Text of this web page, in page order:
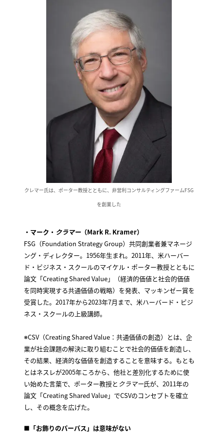
クレマー氏は、ポーター教授とともに、非営利コンサルティングファームFSG
を創業した
・マーク・ クラマー（Mark R. Kramer）
FSG（Foundation Strategy Group）共同創業者兼マネージ
ング・ディレクター。1956年生まれ。2011年、米ハーバー
ド・ビジネス・スクールのマイケル・ポーター教授とともに
論文「Creating Shared Value」（経済的価値と社会的価値
を同時実現する共通価値の戦略）を発表、マッキンゼー賞を
受賞した。2017年から2023年7月まで、米ハーバード・ビジ
ネス・スクールの上級講師。
※CSV（Creating Shared Value：共通価値の創造）とは、企
業が社会課題の解決に取り組むことで社会的価値を創造し、
その結果、経済的な価値を創造することを意味する。もとも
とはネスレが2005年ころから、他社と差別化するために使
い始めた言葉で、ポーター教授と クラマー氏が、2011年の
論文「Creating Shared Value」でCSVのコンセプトを確立
し、その概念を広げた。
■ 「お飾りのパーパス」は意味がない